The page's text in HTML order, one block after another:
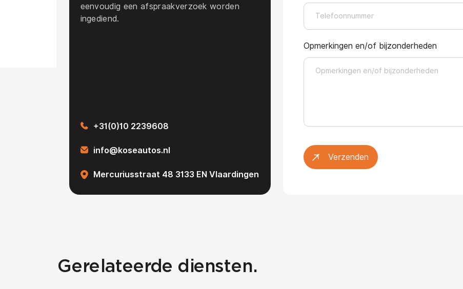
eenvoudig een afspraakverzoek worden
ingediend.
+31(0)10 2239608
info@koseautos.nl
Mercuriusstraat 48 3133 EN Vlaardingen
Opmerkingen en/of bijzonderheden
Verzenden
Gerelateerde diensten.